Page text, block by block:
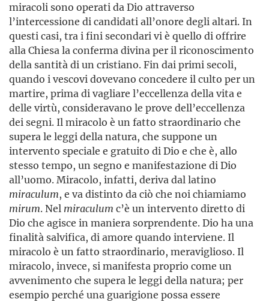
miracoli sono operati da Dio attraverso
l’intercessione di candidati all’onore degli altari. In
questi casi, tra i fini secondari vi è quello di offrire
alla Chiesa la conferma divina per il riconoscimento
della santità di un cristiano. Fin dai primi secoli,
quando i vescovi dovevano concedere il culto per un
martire, prima di vagliare l’eccellenza della vita e
delle virtù, consideravano le prove dell’eccellenza
dei segni. Il miracolo è un fatto straordinario che
supera le leggi della natura, che suppone un
intervento speciale e gratuito di Dio e che è, allo
stesso tempo, un segno e manifestazione di Dio
all’uomo. Miracolo, infatti, deriva dal latino
miraculum, e va distinto da ciò che noi chiamiamo
mirum. Nel miraculum c’è un intervento diretto di
Dio che agisce in maniera sorprendente. Dio ha una
finalità salvifica, di amore quando interviene. Il
miracolo è un fatto straordinario, meraviglioso. Il
miracolo, invece, si manifesta proprio come un
avvenimento che supera le leggi della natura; per
esempio perché una guarigione possa essere